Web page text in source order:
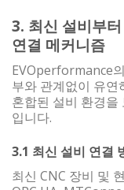
3. 최신 설비부
연결 메커니즘
EVOperformance
부와 관계없이 유연
혼합된 설비 환경을
입니다.
3.1 최신 설비 연결
최신 CNC 장비 및